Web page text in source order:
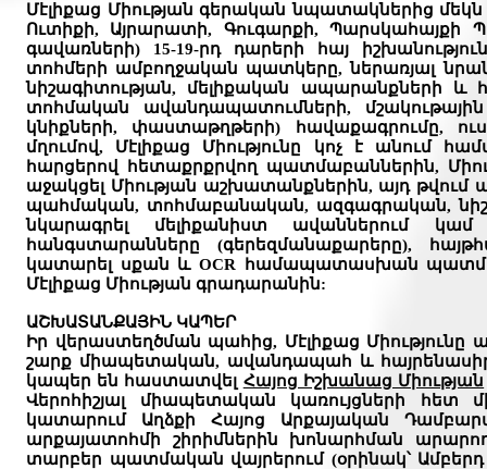
Մէլիքաց Միության գերական նպատակներից մեկն
Ուտիքի, Այրարատի, Գուգարքի,Պարսկահայքի
գավառների) 15-19-րդ դարերի հայ
տոհմերի ամբողջական պատկերը, ներառյալ
նիշագիտության, մելիքական ապարանքների և
տոհմական ավանդապատումների,
կնիքների, փաստաթղթերի) հավաքագրումը,
մղումով, Մէլիքաց Միությունը կոչ է անում
հարցերով հետաքրքրվող պատմաբաններին,
աջակցել Միության աշխատանքներին, այդ թվում
պահմական, տոհմաբանական, ազգագրական,
նկարագրել մելիքանիստ ավաններումկամ
հանգստարանները (գերեզմանաքարերը),
կատարել սքան և OCR համապատասխան
Մէլիքաց Միության գրադարանին:
ԱՇԽԱՏԱՆՔԱՅԻՆ ԿԱՊԵՐ
Իր վերաստեղծման պահից, Մէլիքաց
շարք միապետական, ավանդապահ և
կապեր են հաստատվել Հայոց Իշխանաց Միության
Վերոհիշյալ միապետական կառույցների հետ
կատարում Աղձքի Հայոց Արքայական
արքայատոհմի շիրիմներին խոնարհման
տարբեր պատմական վայրերում (օրինակ՝